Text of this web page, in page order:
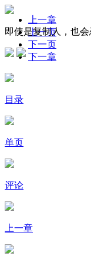
即使是复制人，也
上一章
上一页
下一页
下一章
目录
单页
评论
上一章